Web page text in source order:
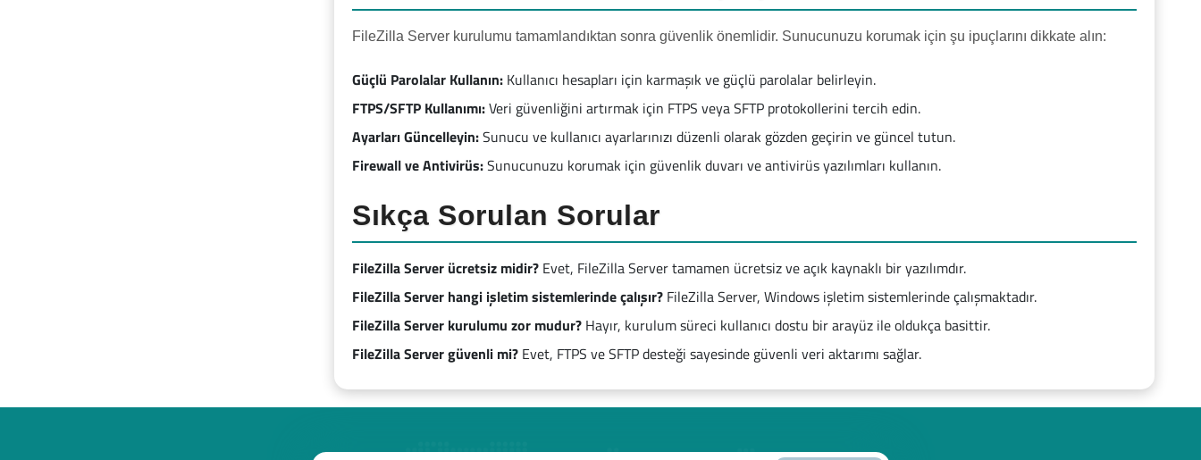
FileZilla Server kurulumu tamamlandıktan sonra güvenlik önemlidir. Sunucunuzu korumak için şu ipuçlarını dikkate alın:
Güçlü Parolalar Kullanın: Kullanıcı hesapları için karmaşık ve güçlü parolalar belirleyin.
FTPS/SFTP Kullanımı:Veri güvenliğini artırmak için FTPS veya SFTP protokollerini tercih edin.
Ayarları Güncelleyin:Sunucu ve kullanıcı ayarlarınızı düzenli olarak gözden geçirin ve güncel tutun.
Firewall ve Antivirüs:Sunucunuzu korumak için güvenlik duvarı ve antivirüs yazılımları kullanın.
Sıkça Sorulan Sorular
FileZilla Server ücretsiz midir? Evet, FileZilla Server tamamen ücretsiz ve açık kaynaklı bir yazılımdır.
FileZilla Server hangi işletim sistemlerinde çalışır? FileZilla Server, Windows işletim sistemlerinde çalışmaktadır.
FileZilla Server kurulumu zor mudur? Hayır, kurulum süreci kullanıcı dostu bir arayüz ile oldukça basittir.
FileZilla Server güvenli mi? Evet, FTPS ve SFTP desteği sayesinde güvenli veri aktarımı sağlar.